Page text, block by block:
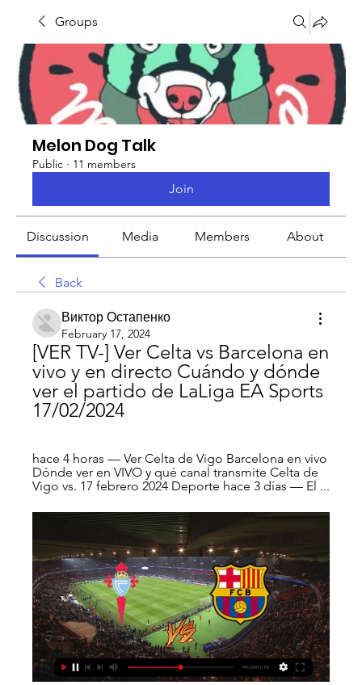
Groups
Melon Dog Talk
Public · 11 members
Join
Discussion Media Members About
Back
Виктор Остапенко
February 17, 2024
[VER TV-] Ver Celta vs Barcelona en
vivo y en directo Cuándo y dónde
ver el partido de LaLiga EA Sports
17/02/2024
hace 4 horas — Ver Celta de Vigo Barcelona en vivo
Dónde ver en VIVO y qué canal transmite Celta de
Vigo vs. 17 febrero 2024 Deporte hace 3 días — El ...